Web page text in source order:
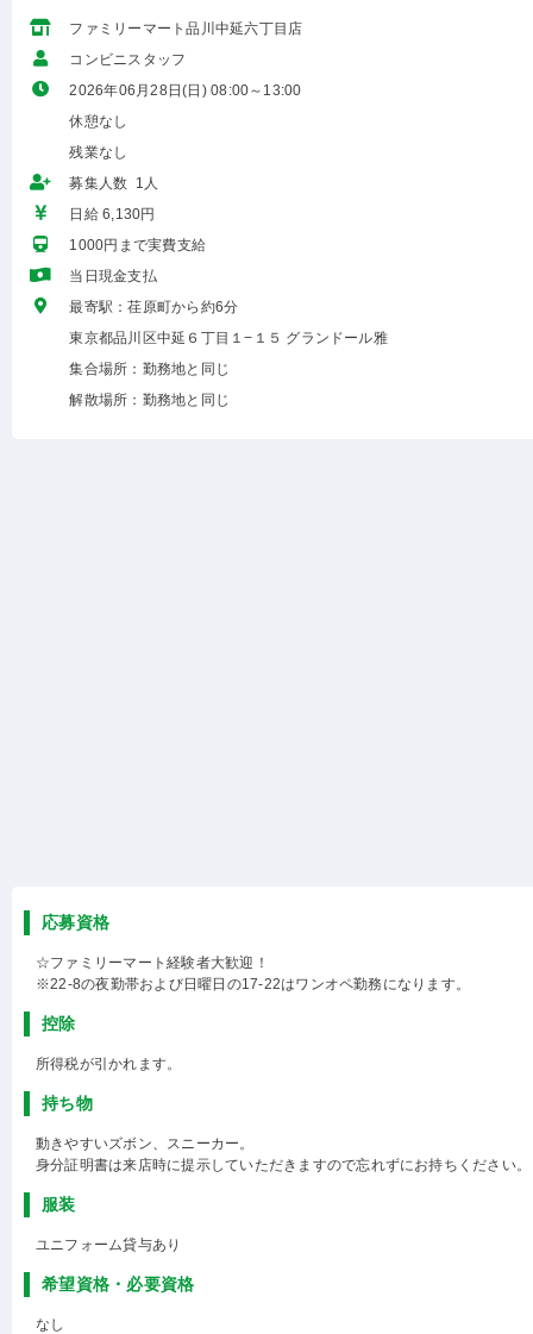
ファミリーマート品川中延六丁目店
コンビニスタッフ
2026年06月28日(日) 08:00～13:00
休憩なし
残業なし
募集人数 1人
日給 6,130円
1000円まで実費支給
当日現金支払
最寄駅：荏原町から約6分
東京都品川区中延６丁目１−１５ グランドール雅
集合場所：勤務地と同じ
解散場所：勤務地と同じ
応募資格
☆ファミリーマート経験者大歓迎！
※22-8の夜勤帯および日曜日の17-22はワンオペ勤務になります。
控除
所得税が引かれます。
持ち物
動きやすいズボン、スニーカー。
身分証明書は来店時に提示していただきますので忘れずにお持ちください。
服装
ユニフォーム貸与あり
希望資格・必要資格
なし